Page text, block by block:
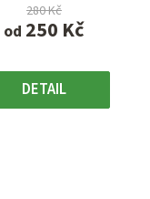
od 250 Kč
280 Kč
DETAIL